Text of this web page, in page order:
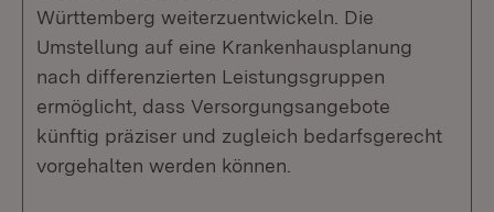
Württemberg weiterzuentwickeln. Die
Umstellung auf eine Krankenhausplanung
nach differenzierten Leistungsgruppen
ermöglicht, dass Versorgungsangebote
künftig präziser und zugleich bedarfsgerecht
vorgehalten werden können.